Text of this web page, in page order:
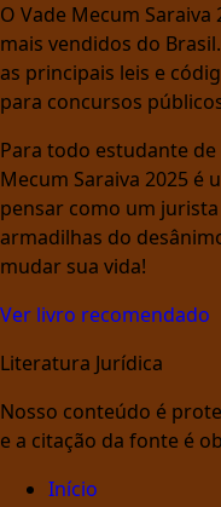
O Vade Mecum
mais vendidos do
as principais leis e
para concursos
Para todo estudante
Mecum Saraiva 2025 é
pensar como um
armadilhas do
mudar sua vida!
Ver livro recomendado
Literatura Jurídica
Nosso conteúdo é
e a citação da fonte é
Início